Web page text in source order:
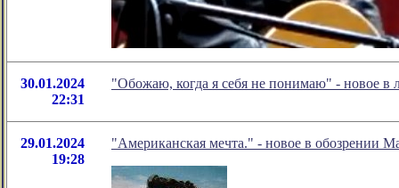
30.01.2024
22:31
"Обожаю, когда я себя не понимаю" - новое в
29.01.2024
19:28
"Американская мечта." - новое в обозрении